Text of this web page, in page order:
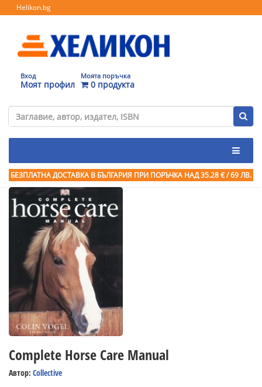
Helikon.bg
Вход
Моят профил
Моята поръчка
0 продукта
БЕЗПЛАТНА ДОСТАВКА В БЪЛГАРИЯ ПРИ ПОРЪЧКА НАД 35.28 € / 69 ЛВ.
Complete Horse Care Manual
Автор: Collective